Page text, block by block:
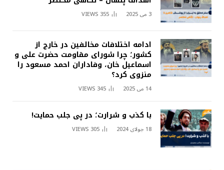
3 می 2025 355
VIEWS
ادامه اختلافات مخالفین در خارج از
کشور؛ چرا شورای مقاومت حضرت علی و
اسماعیل خان، وفاداران احمد مسعود را
منزوی کرد؟
14 می 2025 345
VIEWS
با کذب و شرارت؛ در پی جلب حمایت!
18 جولای 2024 305
VIEWS